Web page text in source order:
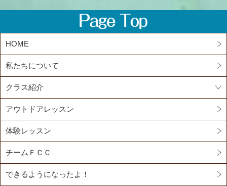
HOME
私たちについて
クラス紹介
アウトドアレッスン
体験レッスン
チームＦＣＣ
できるようになったよ！